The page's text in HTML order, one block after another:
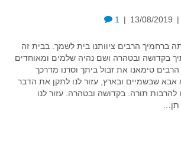
|
13/08/2019
|
1
ברחמיך הרבים ציוותנו בית לשמך. בבית זה
בקדושה ובטהרה ושם נהיה שלמים ומאוחדים
הרבים טימאנו את זבול ביתך וסרנו מדרכך
אבא שבשמיים ובארץ, עזור לנו לתקן את הדבר
להרבות תורה. בקדושה ובטהרה. עזור לנו